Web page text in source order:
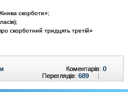
скорботи»;
скорботний тридцять третій»
Коментарів: 0
Переглядів: 689 |